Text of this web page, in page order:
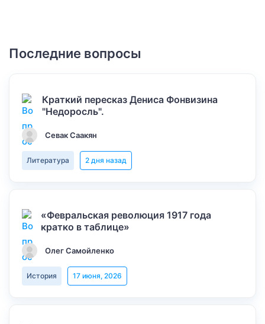
Последние вопросы
Краткий пересказ Дениса Фонвизина
"Недоросль".
Севак Саакян
Литература 2 дня назад
«Февральская революция 1917 года
кратко в таблице»
Олег Самойленко
История 17 июня, 2026